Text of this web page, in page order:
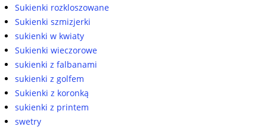
Sukienki rozkloszowane
Sukienki szmizjerki
sukienki w kwiaty
Sukienki wieczorowe
sukienki z falbanami
sukienki z golfem
Sukienki z koronką
sukienki z printem
swetry